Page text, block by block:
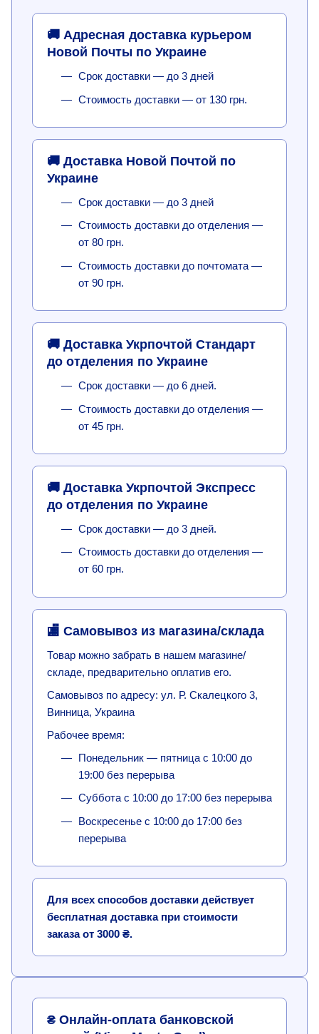
🚚 Адресная доставка курьером
Новой Почты по Украине
Срок доставки — до 3 дней
Стоимость доставки — от 130 грн.
🚚 Доставка Новой Почтой по
Украине
Срок доставки — до 3 дней
Стоимость доставки до отделения —
от 80 грн.
Стоимость доставки до почтомата —
от 90 грн.
🚚 Доставка Укрпочтой Стандарт
до отделения по Украине
Срок доставки — до 6 дней.
Стоимость доставки до отделения —
от 45 грн.
🚚 Доставка Укрпочтой Экспресс
до отделения по Украине
Срок доставки — до 3 дней.
Стоимость доставки до отделения —
от 60 грн.
🏬 Самовывоз из магазина/склада
Товар можно забрать в нашем магазине/
складе, предварительно оплатив его.
Самовывоз по адресу: ул. Р. Скалецкого 3,
Винница, Украина
Рабочее время:
Понедельник — пятница с 10:00 до
19:00 без перерыва
Суббота с 10:00 до 17:00 без перерыва
Воскресенье с 10:00 до 17:00 без
перерыва
Для всех способов доставки действует
бесплатная доставка при стоимости
заказа от 3000 ₴.
₴ Онлайн-оплата банковской